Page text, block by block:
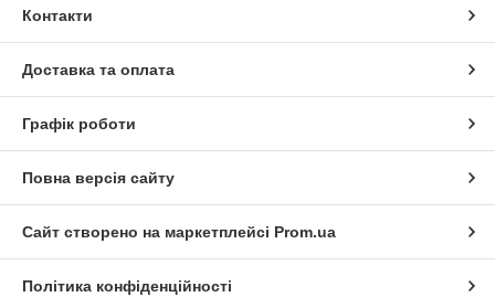
Контакти
Доставка та оплата
Графік роботи
Повна версія сайту
Сайт створено на маркетплейсі Prom.ua
Політика конфіденційності